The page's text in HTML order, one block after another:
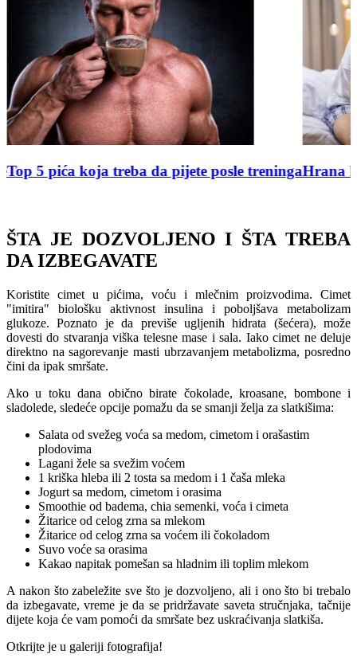
Top 5 pića koja treba da pijete posle treningaHrana
ŠTA JE DOZVOLJENO I ŠTA TREBA
DA IZBEGAVATE
Koristite cimet u pićima, voću i mlečnim proizvodima. Cimet
"imitira" biološku aktivnost insulina i poboljšava metabolizam
glukoze. Poznato je da previše ugljenih hidrata (šećera), može
dovesti do stvaranja viška telesne mase i sala. Iako cimet ne deluje
direktno na sagorevanje masti ubrzavanjem metabolizma, posredno
čini da ipak smršate.
Ako u toku dana obično birate čokolade, kroasane, bombone i
sladolede, sledeće opcije pomažu da se smanji želja za slatkišima:
Salata od svežeg voća sa medom, cimetom i orašastim
plodovima
Lagani žele sa svežim voćem
1 kriška hleba ili 2 tosta sa medom i 1 čaša mleka
Jogurt sa medom, cimetom i orasima
Smoothie od badema, chia semenki, voća i cimeta
Žitarice od celog zrna sa mlekom
Žitarice od celog zrna sa voćem ili čokoladom
Suvo voće sa orasima
Kakao napitak pomešan sa hladnim ili toplim mlekom
A nakon što zabeležite sve što je dozvoljeno, ali i ono što bi trebalo
da izbegavate, vreme je da se pridržavate saveta stručnjaka, tačnije
dijete koja će vam pomoći da smršate bez uskraćivanja slatkiša.
Otkrijte je u galeriji fotografija!